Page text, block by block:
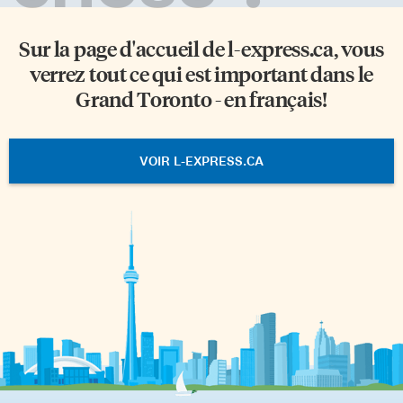
Sur la page d'accueil del-express.ca, vous
verrez tout ce qui est important dans le
Grand Toronto - en français!
VOIR L-EXPRESS.CA